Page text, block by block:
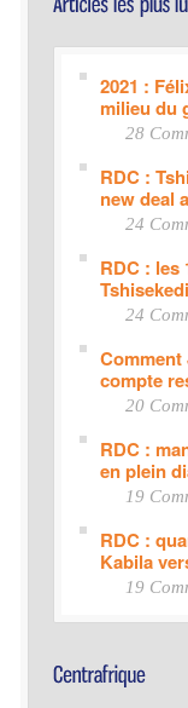
2021 :
milieu du
28
RDC :
new deal
24
RDC : les
Tshisekedi
24
compte
20
RDC :
en plein
19
RDC :
Kabila
19